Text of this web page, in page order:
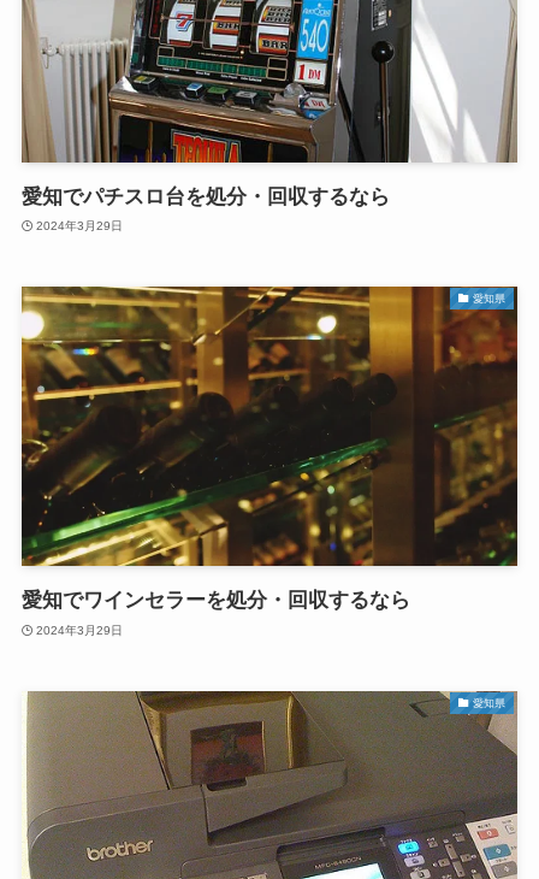
愛知でパチスロ台を処分・回収するなら
2024年3月29日
愛知県
愛知でワインセラーを処分・回収するなら
2024年3月29日
愛知県